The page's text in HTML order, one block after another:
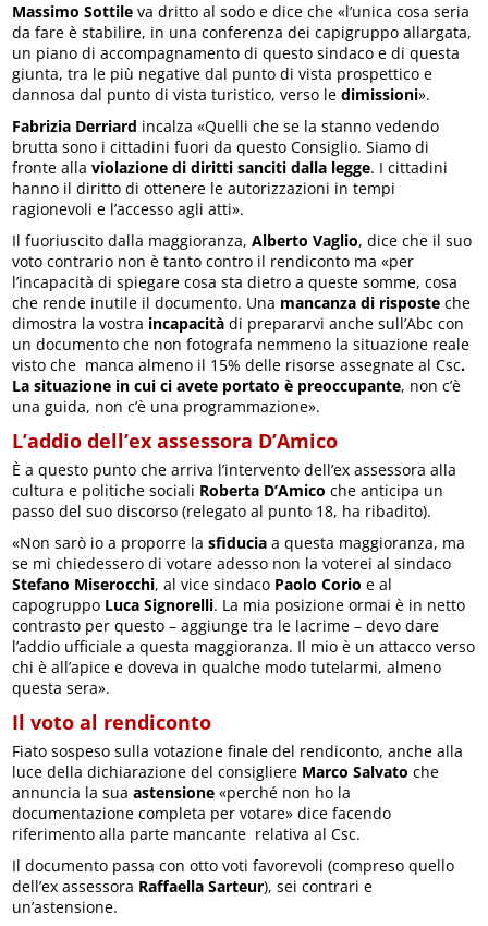
Massimo Sottile va dritto al sodo e dice che «l’unica cosa seria
da fare è stabilire, in una conferenza dei capigruppo allargata,
un piano di accompagnamento di questo sindaco e di questa
giunta, tra le più negative dal punto di vista prospettico e
dannosa dal punto di vista turistico, verso ledimissioni».
Fabrizia Derriard incalza «Quelli che se la stanno vedendo
brutta sono i cittadini fuori da questo Consiglio. Siamo di
fronte allaviolazione di diritti sanciti dalla legge. I cittadini
hanno il diritto di ottenere le autorizzazioni in tempi
ragionevoli e l’accesso agli atti».
Il fuoriuscito dalla maggioranza,Alberto Vaglio, dice che il suo
voto contrario non è tanto contro il rendiconto ma «per
l’incapacità di spiegare cosa sta dietro a queste somme, cosa
che rende inutile il documento. Una mancanza di risposte che
dimostra la vostra incapacità di prepararvi anche sull’Abc con
un documento che non fotografa nemmeno la situazione reale
visto che manca almeno il 15% delle risorse assegnate al Csc.
La situazione in cui ci avete portato è preoccupante, non c’è
una guida, non c’è una programmazione».
L’addio dell’ex assessora D’Amico
È a questo punto che arriva l’intervento dell’ex assessora alla
cultura e politiche sociali Roberta D’Amico che anticipa un
passo del suo discorso (relegato al punto 18, ha ribadito).
«Non sarò io a proporre lasfiducia a questa maggioranza, ma
se mi chiedessero di votare adesso non la voterei al sindaco
Stefano Miserocchi, al vice sindaco Paolo Corio e al
capogruppo Luca Signorelli. La mia posizione ormai è in netto
contrasto per questo – aggiunge tra le lacrime – devo dare
l’addio ufficiale a questa maggioranza. Il mio è un attacco verso
chi è all’apice e doveva in qualche modo tutelarmi, almeno
questa sera».
Il voto al rendiconto
Fiato sospeso sulla votazione finale del rendiconto, anche alla
luce della dichiarazione del consigliere Marco Salvato che
annuncia la suaastensione «perché non ho la
documentazione completa per votare» dice facendo
riferimento alla parte mancante relativa al Csc.
Il documento passa con otto voti favorevoli (compreso quello
dell’ex assessora Raffaella Sarteur), sei contrari e
un’astensione.